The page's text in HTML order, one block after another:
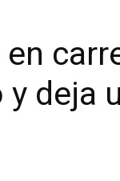
y deja